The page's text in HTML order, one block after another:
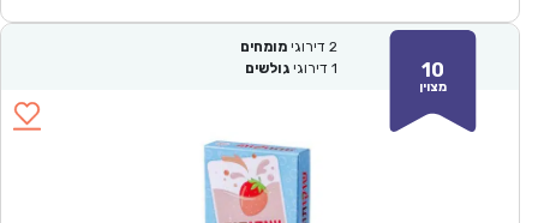
10
מצוין
2 דירוגי מומחים
1 דירוגי גולשים